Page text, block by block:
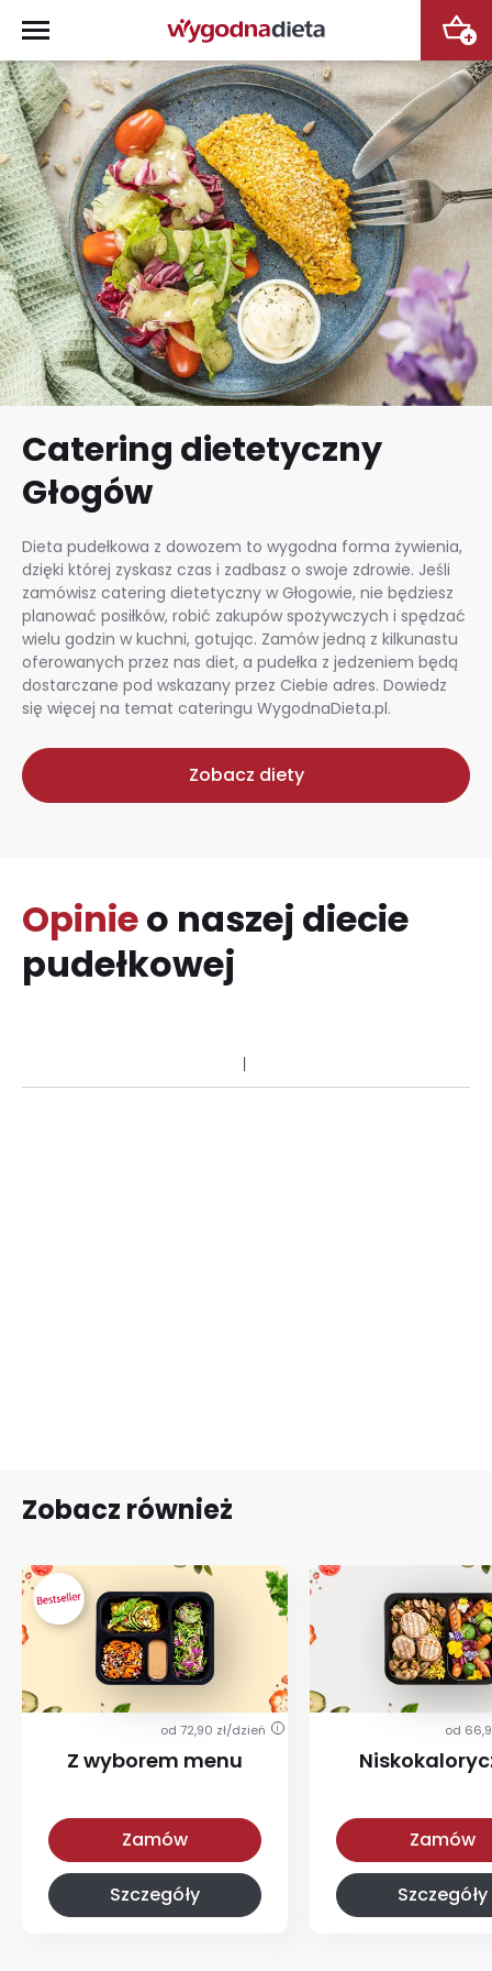
+
Catering dietetyczny
Głogów
Dieta pudełkowa z dowozem to wygodna forma żywienia,
dzięki której zyskasz czas i zadbasz o swoje zdrowie. Jeśli
zamówisz catering dietetyczny w Głogowie, nie będziesz
planować posiłków, robić zakupów spożywczych i spędzać
wielu godzin w kuchni, gotując. Zamów jedną z kilkunastu
oferowanych przez nas diet, a pudełka z jedzeniem będą
dostarczane pod wskazany przez Ciebie adres. Dowiedz
się więcej na temat cateringu WygodnaDieta.pl.
Zobacz diety
Opinieo naszej diecie
pudełkowej
Zobacz również
od 72,90 zł/dzień i
Z wyborem menu
Zamów
Szczegóły
od
Zamów
Szczegóły